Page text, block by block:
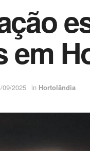
em
09/2025 in Hortolândia